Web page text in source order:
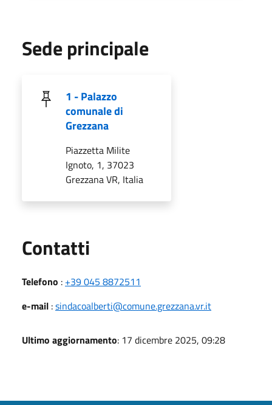
Sede principale
1 - Palazzo
comunale di
Grezzana
Piazzetta Milite
Ignoto, 1, 37023
Grezzana VR, Italia
Contatti
Telefono : +39 045 8872511
e-mail :sindacoalberti@comune.grezzana.vr.it
Ultimo aggiornamento: 17 dicembre 2025, 09:28